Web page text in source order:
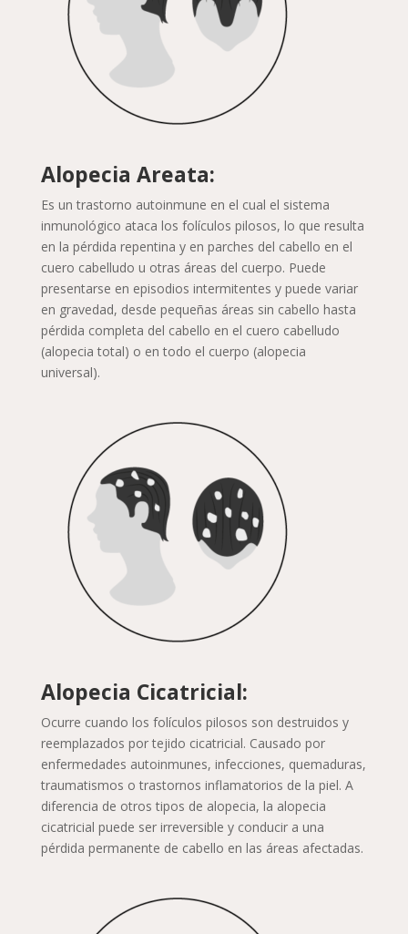
Alopecia Areata:
Es un trastorno autoinmune en el cual el sistema
inmunológico ataca los folículos pilosos, lo que resulta
en la pérdida repentina y en parches del cabello en el
cuero cabelludo u otras áreas del cuerpo. Puede
presentarse en episodios intermitentes y puede variar
en gravedad, desde pequeñas áreas sin cabello hasta
pérdida completa del cabello en el cuero cabelludo
(alopecia total) o en todo el cuerpo (alopecia
universal).
Alopecia Cicatricial:
Ocurre cuando los folículos pilosos son destruidos y
reemplazados por tejido cicatricial. Causado por
enfermedades autoinmunes, infecciones, quemaduras,
traumatismos o trastornos inflamatorios de la piel. A
diferencia de otros tipos de alopecia, la alopecia
cicatricial puede ser irreversible y conducir a una
pérdida permanente de cabello en las áreas afectadas.